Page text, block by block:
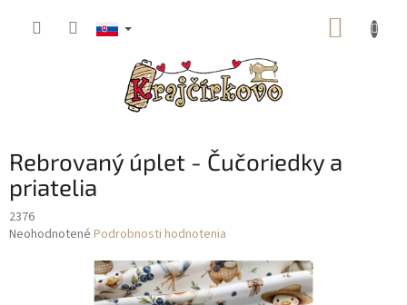
Rebrovaný úplet - Čučoriedky a
priatelia
2376
Priemerné
Neohodnotené Podrobnosti hodnotenia